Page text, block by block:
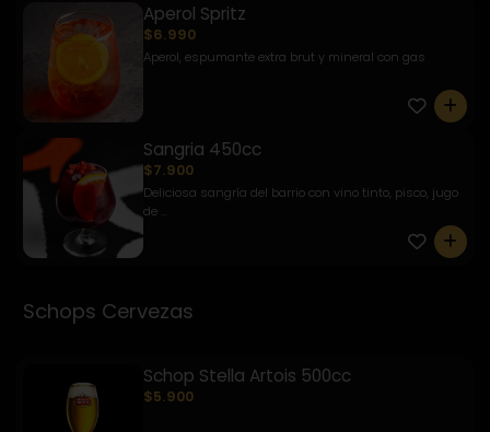
Aperol Spritz
$6.990
Aperol, espumante extra brut y mineral con gas
0
Sangria 450cc
$7.900
Deliciosa sangría del barrio con vino tinto, pisco, jugo
de ...
0
Schops Cervezas
Schop Stella Artois 500cc
$5.900